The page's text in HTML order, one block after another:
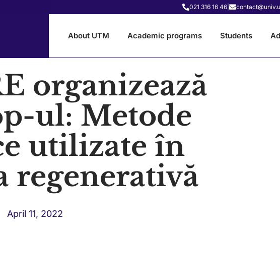
021 316 16 46|
About UTM Academic programs Students
organizează
ul: Metode
utilizate în
regenerativă
April 11, 2022